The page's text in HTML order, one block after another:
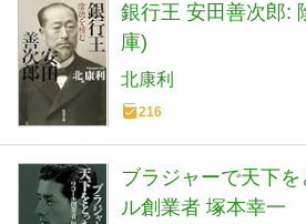
銀行王 安田善次郎:
庫)
北康利
216
ブラジャーで天下
ル創業者 塚本幸一